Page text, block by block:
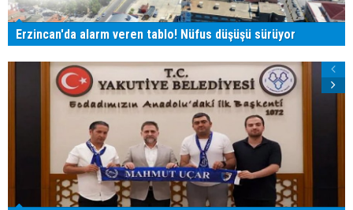
Erzincan'da alarm veren tablo! Nüfus düşüşü sürüyor